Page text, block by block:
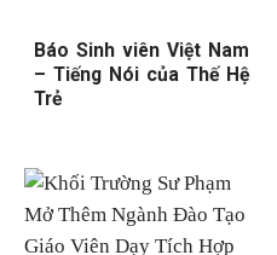
Báo Sinh viên Việt Nam
– Tiếng Nói của Thế Hệ
Trẻ